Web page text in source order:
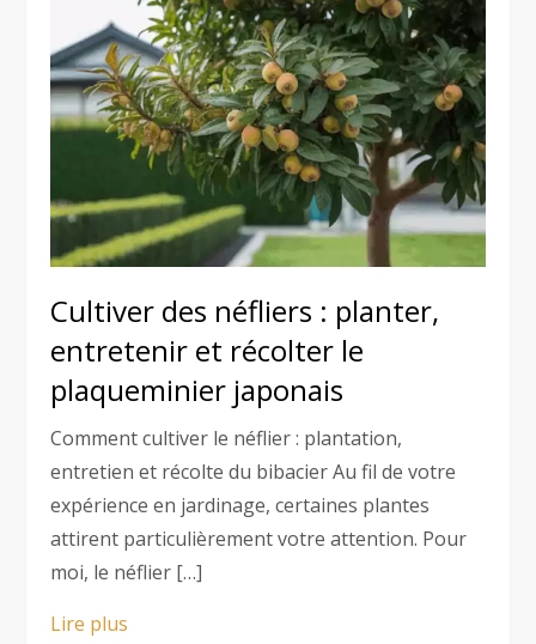
Cultiver des néfliers : planter,
entretenir et récolter le
plaqueminier japonais
Comment cultiver le néflier : plantation,
entretien et récolte du bibacier Au fil de votre
expérience en jardinage, certaines plantes
attirent particulièrement votre attention. Pour
moi, le néflier […]
Lire plus